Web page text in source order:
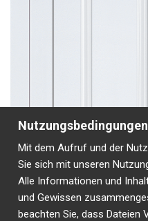
Mit dem Aufruf und der
Sie sich mit unseren
Alle Informationen und
und Gewissen
beachten Sie, dass Dateien